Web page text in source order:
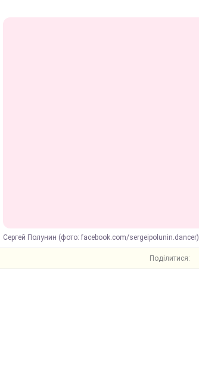
Сергей Полунин (фото: facebook.com/sergeipolunin.dancer)
Поділитися: